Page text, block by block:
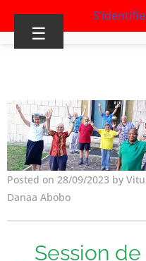
☰
Posted on 28/09/2023 by
Danaa Abobo
Session de